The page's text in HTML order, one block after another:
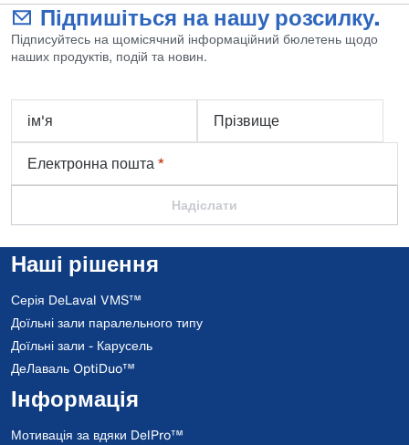
Підпишіться на нашу розсилку.
Підписуйтесь на щомісячний інформаційний бюлетень щодо
наших продуктів, подій та новин.
ім'я
Прізвище
Електронна пошта*
Надіслати
Наші рішення
Серія DeLaval VMS™
Доїльні зали паралельного типу
Доїльні зали - Карусель
ДеЛаваль OptiDuo™
Інформація
Мотивація за вдяки DelPro™